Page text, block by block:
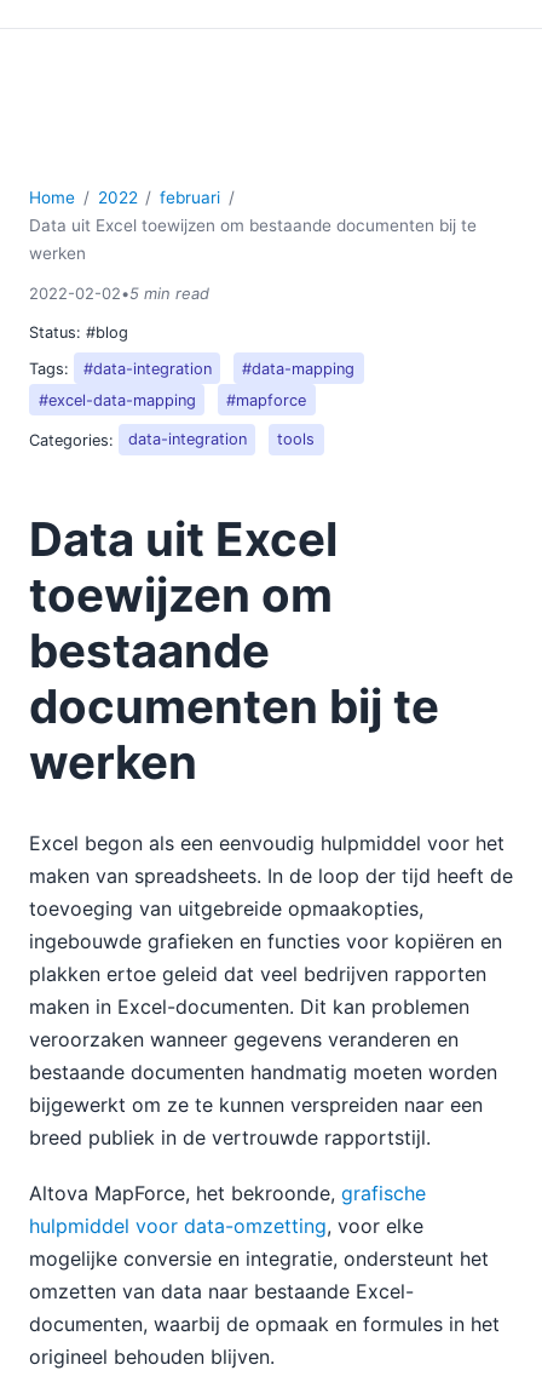
Home 2022
februari
Data uit Excel toewijzen om bestaande documenten bij te
werken
2022-02-02•5 min read
Status: #blog
Tags:
#data-integration
#data-mapping
#excel-data-mapping
#mapforce
Categories: data-integration tools
Data uit Excel
toewijzen om
bestaande
documenten bij te
werken
Excel begon als een eenvoudig hulpmiddel voor het
maken van spreadsheets. In de loop der tijd heeft de
toevoeging van uitgebreide opmaakopties,
ingebouwde grafieken en functies voor kopiëren en
plakken ertoe geleid dat veel bedrijven rapporten
maken in Excel-documenten. Dit kan problemen
veroorzaken wanneer gegevens veranderen en
bestaande documenten handmatig moeten worden
bijgewerkt om ze te kunnen verspreiden naar een
breed publiek in de vertrouwde rapportstijl.
Altova MapForce, het bekroonde, grafische
hulpmiddel voor data-omzetting, voor elke
mogelijke conversie en integratie, ondersteunt het
omzetten van data naar bestaande Excel-
documenten, waarbij de opmaak en formules in het
origineel behouden blijven.